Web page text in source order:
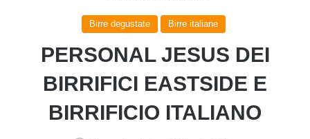
Birre degustate Birre italiane
PERSONAL JESUS DEI
BIRRIFICI EASTSIDE E
BIRRIFICIO ITALIANO